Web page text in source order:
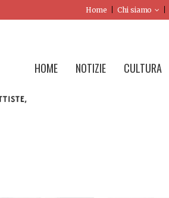
Home Chi siamo
HOME NOTIZIE CULTURA